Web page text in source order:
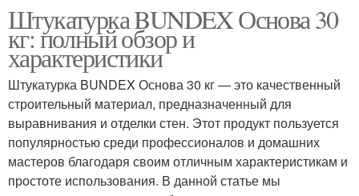
Штукатурка BUNDEX Основа 30
кг: полный обзор и
характеристики
Штукатурка BUNDEX Основа 30 кг — это качественный
строительный материал, предназначенный для
выравнивания и отделки стен. Этот продукт пользуется
популярностью среди профессионалов и домашних
мастеров благодаря своим отличным характеристикам и
простоте использования. В данной статье мы